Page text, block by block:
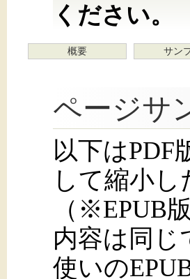
ください。
概要 サン
ページサ
以下はPDF
して縮小
（※EPUB
内容は同じ
使いの